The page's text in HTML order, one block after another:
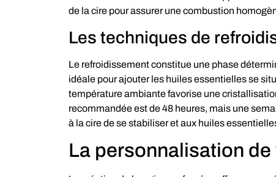
de la cire pour assurer une combustion
Les techniques de
Le refroidissement constitue une phase
idéale pour ajouter les huiles essentielles se
température ambiante favorise une
recommandée est de 48 heures, mais une
à la cire de se stabiliser et aux huiles
La personnalisation